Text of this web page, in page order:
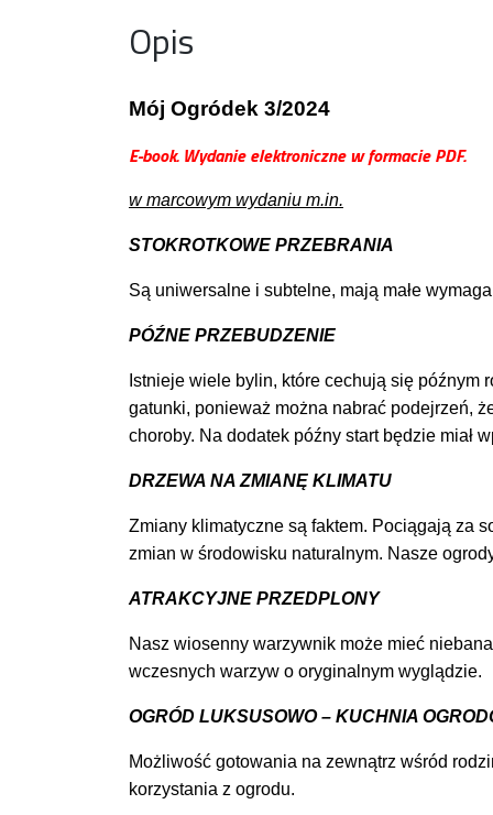
Opis
Mój Ogródek 3/2024
E-book. Wydanie elektroniczne w formacie PDF.
w marcowym wydaniu m.in.
STOKROTKOWE PRZEBRANIA
Są uniwersalne i subtelne, mają małe
PÓŹNE PRZEBUDZENIE
Istnieje wiele bylin, które cechują się późnym
gatunki, ponieważ można nabrać podejrzeń,
choroby. Na dodatek późny start będzie miał
DRZEWA NA ZMIANĘ KLIMATU
Zmiany klimatyczne są faktem. Pociągają za
zmian w środowisku naturalnym. Nasze
ATRAKCYJNE PRZEDPLONY
Nasz wiosenny warzywnik może mieć
wczesnych warzyw o oryginalnym wyglądzie.
OGRÓD LUKSUSOWO – KUCHNIA
Możliwość gotowania na zewnątrz wśród
korzystania z ogrodu.